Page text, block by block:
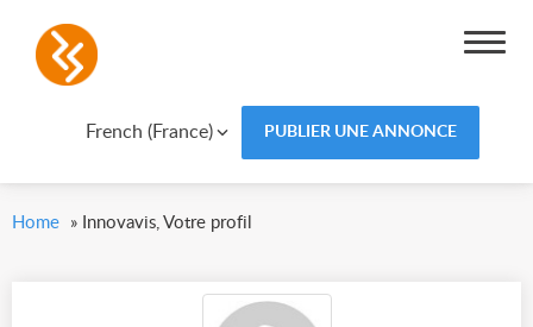
French (France) PUBLIER UNE ANNONCE
Home » Innovavis, Votre profil